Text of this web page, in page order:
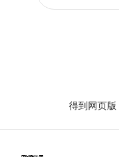
得到网页版